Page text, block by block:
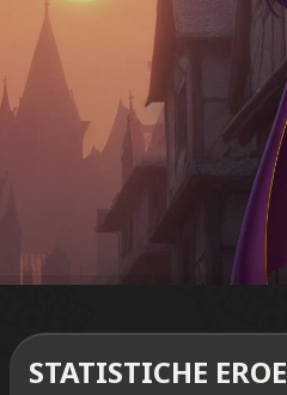
STATISTICHE EROE